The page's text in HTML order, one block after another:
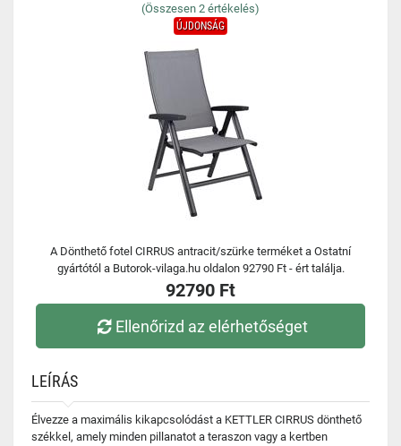
(Összesen 2 értékelés)
ÚJDONSÁG
A Dönthető fotel CIRRUS antracit/szürke terméket a Ostatní
gyártótól a Butorok-vilaga.hu oldalon 92790 Ft - ért találja.
92790 Ft
Ellenőrizd az elérhetőséget
LEÍRÁS
Élvezze a maximális kikapcsolódást a KETTLER CIRRUS dönthető
székkel, amely minden pillanatot a teraszon vagy a kertben